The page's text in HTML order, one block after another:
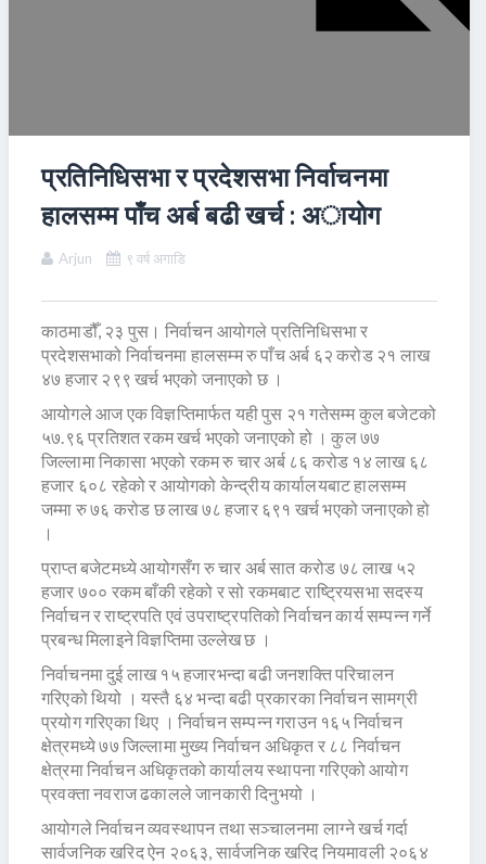
प्रतिनिधिसभा र प्रदेशसभा निर्वाचनमा
हालसम्म पाँच अर्ब बढी खर्च : अायाेग
Arjun ९ वर्ष अगाडि
काठमाडौँ, २३ पुस। निर्वाचन आयोगले प्रतिनिधिसभा र
प्रदेशसभाको निर्वाचनमा हालसम्म रु पाँच अर्ब ६२ करोड २१ लाख
४७ हजार २९९ खर्च भएको जनाएको छ ।
आयोगले आज एक विज्ञप्तिमार्फत यही पुस २१ गतेसम्म कुल बजेटको
५७.९६ प्रतिशत रकम खर्च भएको जनाएको हो । कुल ७७
जिल्लामा निकासा भएको रकम रु चार अर्ब ८६ करोड १४ लाख ६८
हजार ६०८ रहेको र आयोगको केन्द्रीय कार्यालयबाट हालसम्म
जम्मा रु ७६ करोड छ लाख ७८ हजार ६९१ खर्च भएको जनाएको हो
।
प्राप्त बजेटमध्ये आयोगसँग रु चार अर्ब सात करोड ७८ लाख ५२
हजार ७०० रकम बाँकी रहेको र सो रकमबाट राष्ट्रियसभा सदस्य
निर्वाचन र राष्ट्रपति एवं उपराष्ट्रपतिको निर्वाचन कार्य सम्पन्न गर्ने
प्रबन्ध मिलाइने विज्ञप्तिमा उल्लेख छ ।
निर्वाचनमा दुई लाख १५ हजारभन्दा बढी जनशक्ति परिचालन
गरिएको थियो । यस्तै ६४ भन्दा बढी प्रकारका निर्वाचन सामग्री
प्रयोग गरिएका थिए । निर्वाचन सम्पन्न गराउन १६५ निर्वाचन
क्षेत्रमध्ये ७७ जिल्लामा मुख्य निर्वाचन अधिकृत र ८८ निर्वाचन
क्षेत्रमा निर्वाचन अधिकृतको कार्यालय स्थापना गरिएको आयोग
प्रवक्ता नवराज ढकालले जानकारी दिनुभयो ।
आयोगले निर्वाचन व्यवस्थापन तथा सञ्चालनमा लाग्ने खर्च गर्दा
सार्वजनिक खरिद ऐन २०६३, सार्वजनिक खरिद नियमावली २०६४